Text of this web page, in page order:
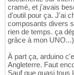
cramé, et j'avais
d'outil pour ça. J'ai
composants divers
rien de temps. ça
grâce à mon
À part ça, arduino
Angleterre. Faut
Sauf que quasi tous